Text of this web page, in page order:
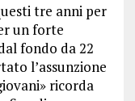
tre anni per
un forte
fondo da 22
l’assunzione
ricorda